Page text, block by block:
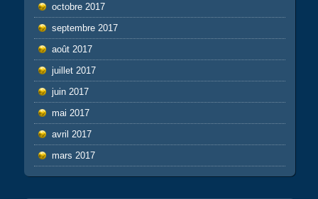
octobre 2017
septembre 2017
août 2017
juillet 2017
juin 2017
mai 2017
avril 2017
mars 2017